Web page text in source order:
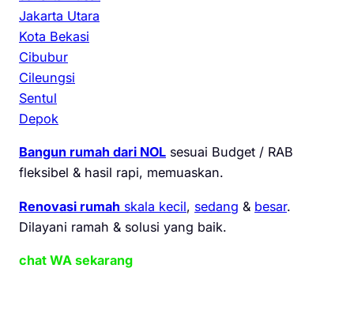
Jakarta Utara
Kota Bekasi
Cibubur
Cileungsi
Sentul
Depok
Bangun rumah dari NOL sesuai Budget / RAB
fleksibel & hasil rapi, memuaskan.
Renovasi rumah skala kecil, sedang & besar.
Dilayani ramah & solusi yang baik.
chat WA sekarang